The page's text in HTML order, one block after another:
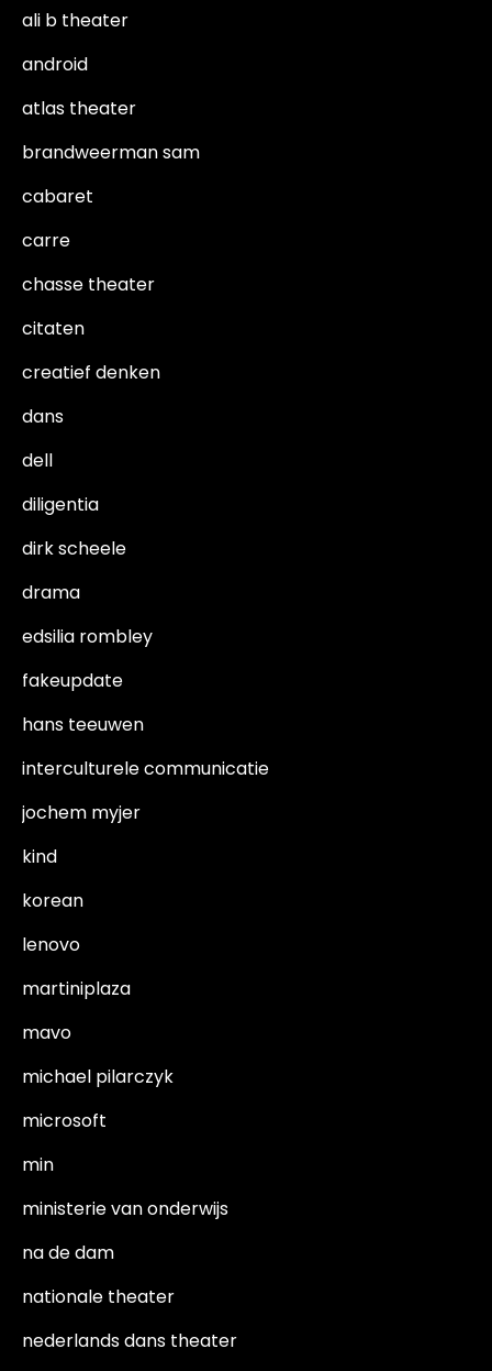
ali b theater
android
atlas theater
brandweerman sam
cabaret
carre
chasse theater
citaten
creatief denken
dans
dell
diligentia
dirk scheele
drama
edsilia rombley
fakeupdate
hans teeuwen
interculturele communicatie
jochem myjer
kind
korean
lenovo
martiniplaza
mavo
michael pilarczyk
microsoft
min
ministerie van onderwijs
na de dam
nationale theater
nederlands dans theater